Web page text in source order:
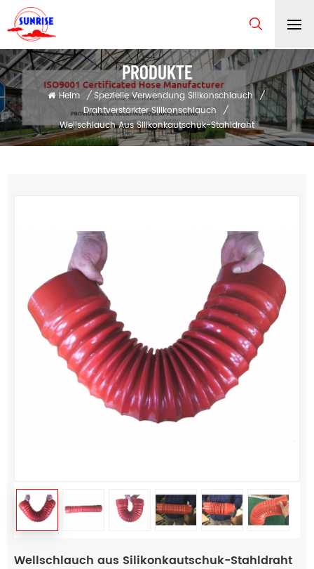
PRODUKTE
Heim / Spezielle Verwendung Silikonschlauch /
Drahtverstärkter Silikonschlauch /
Wellschlauch Aus Silikonkautschuk-Stahldraht
Wellschlauch aus Silikonkautschuk-Stahldraht